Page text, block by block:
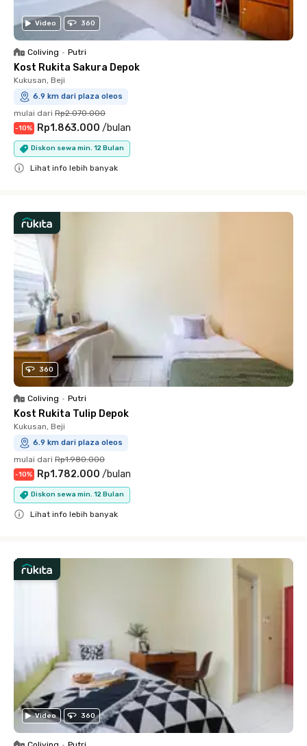
Video 360
Coliving • Putri
Kost Rukita Sakura Depok
Kukusan, Beji
6.9 km dari plaza oleos
mulai dari Rp2.070.000
-10% Rp1.863.000 /bulan
Diskon sewa min. 12 Bulan
Lihat info lebih banyak
360
Coliving • Putri
Kost Rukita Tulip Depok
Kukusan, Beji
6.9 km dari plaza oleos
mulai dari Rp1.980.000
-10% Rp1.782.000 /bulan
Diskon sewa min. 12 Bulan
Lihat info lebih banyak
Video 360